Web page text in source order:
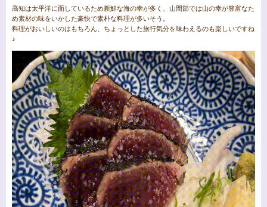
高知は太平洋に面しているため新鮮な海の幸が多く、山間部では山の幸が豊富なた
め素材の味をいかした豪快で素朴な料理が多いそう。
料理がおいしいのはもちろん、ちょっとした旅行気分を味わえるのも楽しいですね
♪